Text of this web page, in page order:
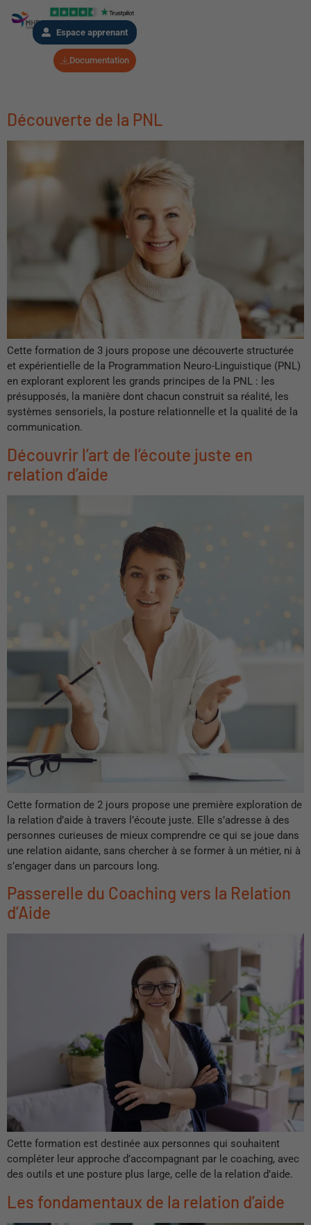
Espace apprenant
Documentation
Découverte de la PNL
Cette formation de 3 jours propose une découverte structurée
et expérientielle de la Programmation Neuro-Linguistique (PNL)
en explorant explorent les grands principes de la PNL : les
présupposés, la manière dont chacun construit sa réalité, les
systèmes sensoriels, la posture relationnelle et la qualité de la
communication.
Découvrir l’art de l’écoute juste en
relation d’aide
Cette formation de 2 jours propose une première exploration de
la relation d’aide à travers l’écoute juste. Elle s’adresse à des
personnes curieuses de mieux comprendre ce qui se joue dans
une relation aidante, sans chercher à se former à un métier, ni à
s’engager dans un parcours long.
Passerelle du Coaching vers la Relation
d’Aide
Cette formation est destinée aux personnes qui souhaitent
compléter leur approche d’accompagnant par le coaching, avec
des outils et une posture plus large, celle de la relation d’aide.
Les fondamentaux de la relation d’aide